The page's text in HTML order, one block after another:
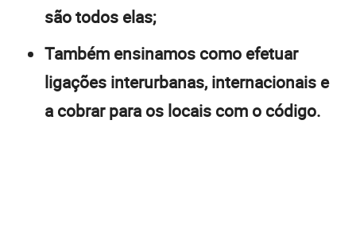
são todos elas;
Também ensinamos como efetuar
ligações interurbanas, internacionais e
a cobrar para os locais com o código.